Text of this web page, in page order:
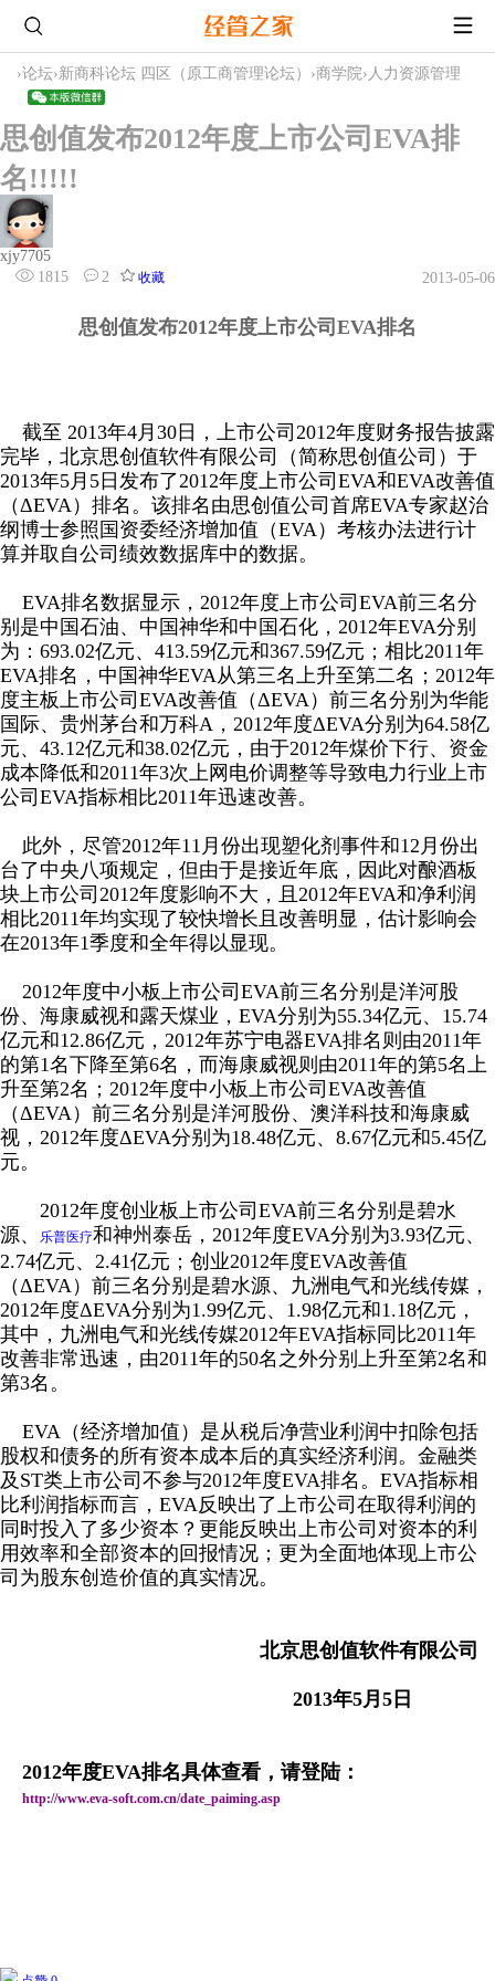
›论坛›新商科论坛 四区（原工商管理论坛） ›商学院› 人力资源管理
思创值发布2012年度上市公司EVA排
名!!!!!
xjy7705
1815
2 收藏 2013-05-06
思创值发布2012年度上市公司EVA排名
截至 2013年4月30日，上市公司2012年度财务报告披露
完毕，北京思创值软件有限公司（简称思创值公司）于
2013年5月5日发布了2012年度上市公司EVA和EVA改善值
（ΔEVA）排名。该排名由思创值公司首席EVA专家赵治
纲博士参照国资委经济增加值（EVA）考核办法进行计
算并取自公司绩效数据库中的数据。
EVA排名数据显示，2012年度上市公司EVA前三名分
别是中国石油、中国神华和中国石化，2012年EVA分别
为：693.02亿元、413.59亿元和367.59亿元；相比2011年
EVA排名，中国神华EVA从第三名上升至第二名；2012年
度主板上市公司EVA改善值（ΔEVA）前三名分别为华能
国际、贵州茅台和万科A，2012年度ΔEVA分别为64.58亿
元、43.12亿元和38.02亿元，由于2012年煤价下行、资金
成本降低和2011年3次上网电价调整等导致电力行业上市
公司EVA指标相比2011年迅速改善。
此外，尽管2012年11月份出现塑化剂事件和12月份出
台了中央八项规定，但由于是接近年底，因此对酿酒板
块上市公司2012年度影响不大，且2012年EVA和净利润
相比2011年均实现了较快增长且改善明显，估计影响会
在2013年1季度和全年得以显现。
2012年度中小板上市公司EVA前三名分别是洋河股
份、 海康威视和露天煤业，EVA分别为55.34亿元、15.74
亿元和12.86亿元，2012年苏宁电器EVA排名则由2011年
的第1名下降至第6名，而海康威视则由2011年的第5名上
升至第2名；2012年度中小板上市公司EVA改善值
（ΔEVA）前三名分别是洋河股份、 澳洋科技和海康威
视 ，2012年度ΔEVA分别为18.48亿元、8.67亿元和5.45亿
元。
2012年度创业板上市公司EVA前三名分别是碧水
源、
乐普医疗和神州泰岳，2012年度EVA分别为3.93亿元、
2.74亿元、2.41亿元；创业2012年度EVA改善值
（ΔEVA）前三名分别是碧水源、九洲电气和光线传媒 ，
2012年度ΔEVA分别为1.99亿元、1.98亿元和1.18亿元，
其中， 九洲电气和光线传媒2012年EVA指标同比2011年
改善非常迅速，由2011年的50名之外分别上升至第2名和
第3名。
EVA （经济增加值）是从税后净营业利润中扣除包括
股权和债务的所有资本成本后的真实经济利润。金融类
及ST类上市公司不参与2012年度EVA排名。EVA指标相
比利润指标而言，EVA反映出了上市公司在取得利润的
同时投入了多少资本？更能反映出上市公司对资本的利
用效率和全部资本的回报情况；更为全面地体现上市公
司为股东创造价值的真实情况。
北京思创值软件有限公司
2013年5月5日
2012年度EVA排名具体查看，请登陆：
http://www.eva-soft.com.cn/date_paiming.asp